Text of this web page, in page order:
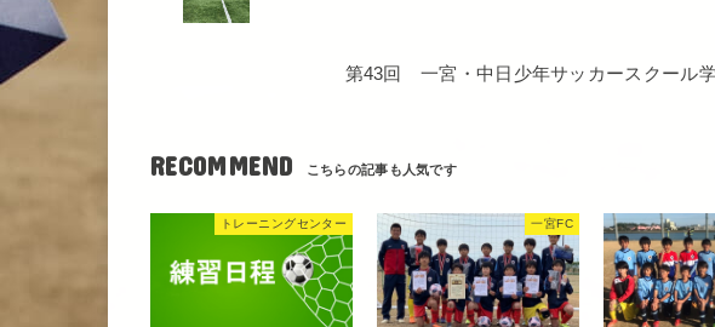
第43回 一宮・中日少年サッカースクール
RECOMMEND
トレーニングセンター 一宮FC